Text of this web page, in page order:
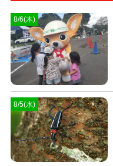
8/6(木)
8/5(水)